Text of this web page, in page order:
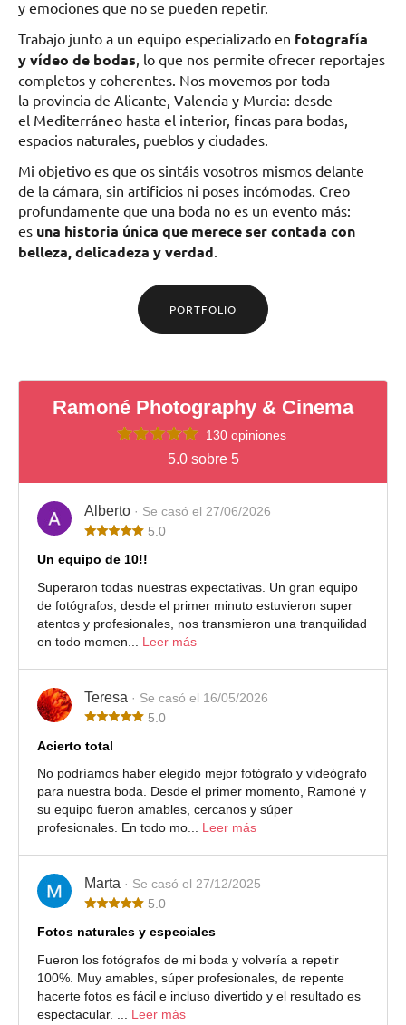
y emociones que no se pueden repetir.
Trabajo junto a un equipo especializado en fotografía
y vídeo de bodas , lo que nos permite ofrecer reportajes
completos y coherentes. Nos movemos por toda
la provincia de Alicante, Valencia y Murcia: desde
el Mediterráneo hasta el interior, fincas para bodas,
espacios naturales, pueblos y ciudades.
Mi objetivo es que os sintáis vosotros mismos delante
de la cámara, sin artificios ni poses incómodas. Creo
profundamente que una boda no es un evento más:
es una historia única que merece ser contada con
belleza, delicadeza y verdad
PORTFOLIO
Ramoné Photography & Cinema
130 opiniones
5.0 sobre 5
Alberto · Se casó el 27/06/2026
5.0
Un equipo de 10!!
Superaron todas nuestras expectativas. Un gran equipo
de fotógrafos, desde el primer minuto estuvieron super
atentos y profesionales, nos transmieron una tranquilidad
en todo momen... Leer más
Teresa · Se casó el 16/05/2026
5.0
Acierto total
No podríamos haber elegido mejor fotógrafo y videógrafo
para nuestra boda. Desde el primer momento, Ramoné y
su equipo fueron amables, cercanos y súper
profesionales. En todo mo... Leer más
Marta · Se casó el 27/12/2025
5.0
Fotos naturales y especiales
Fueron los fotógrafos de mi boda y volvería a repetir
100%. Muy amables, súper profesionales, de repente
hacerte fotos es fácil e incluso divertido y el resultado es
espectacular. ... Leer más